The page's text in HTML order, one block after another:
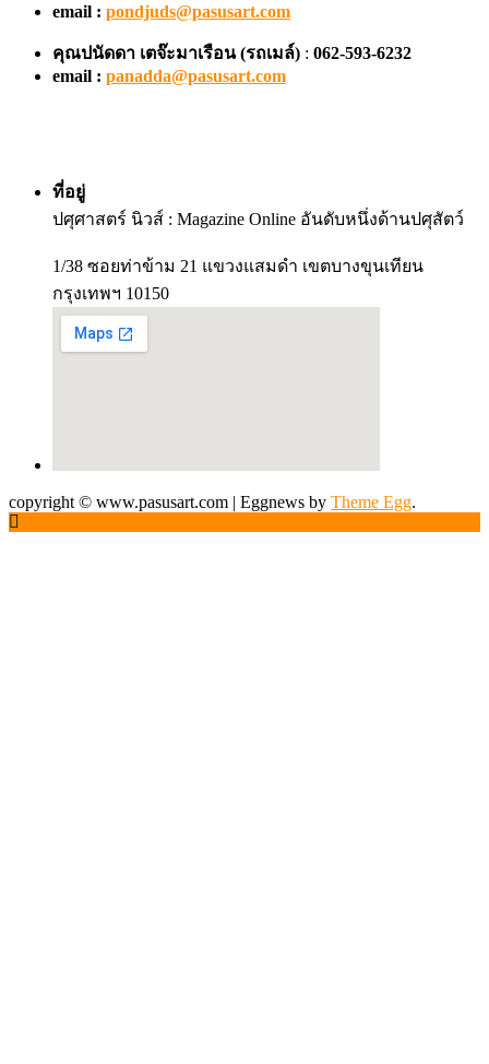
email : pondjuds@pasusart.com
คุณปนัดดา เตจ๊ะมาเรือน (รถเมล์) : 062-593-6232
email : panadda@pasusart.com
ที่อยู่
ปศุศาสตร์ นิวส์ : Magazine Online อันดับหนึ่งด้านปศุสัตว์
1/38 ซอยท่าข้าม 21 แขวงแสมดำ เขตบางขุนเทียน
กรุงเทพฯ 10150
copyright © www.pasusart.com | Eggnews by Theme Egg.